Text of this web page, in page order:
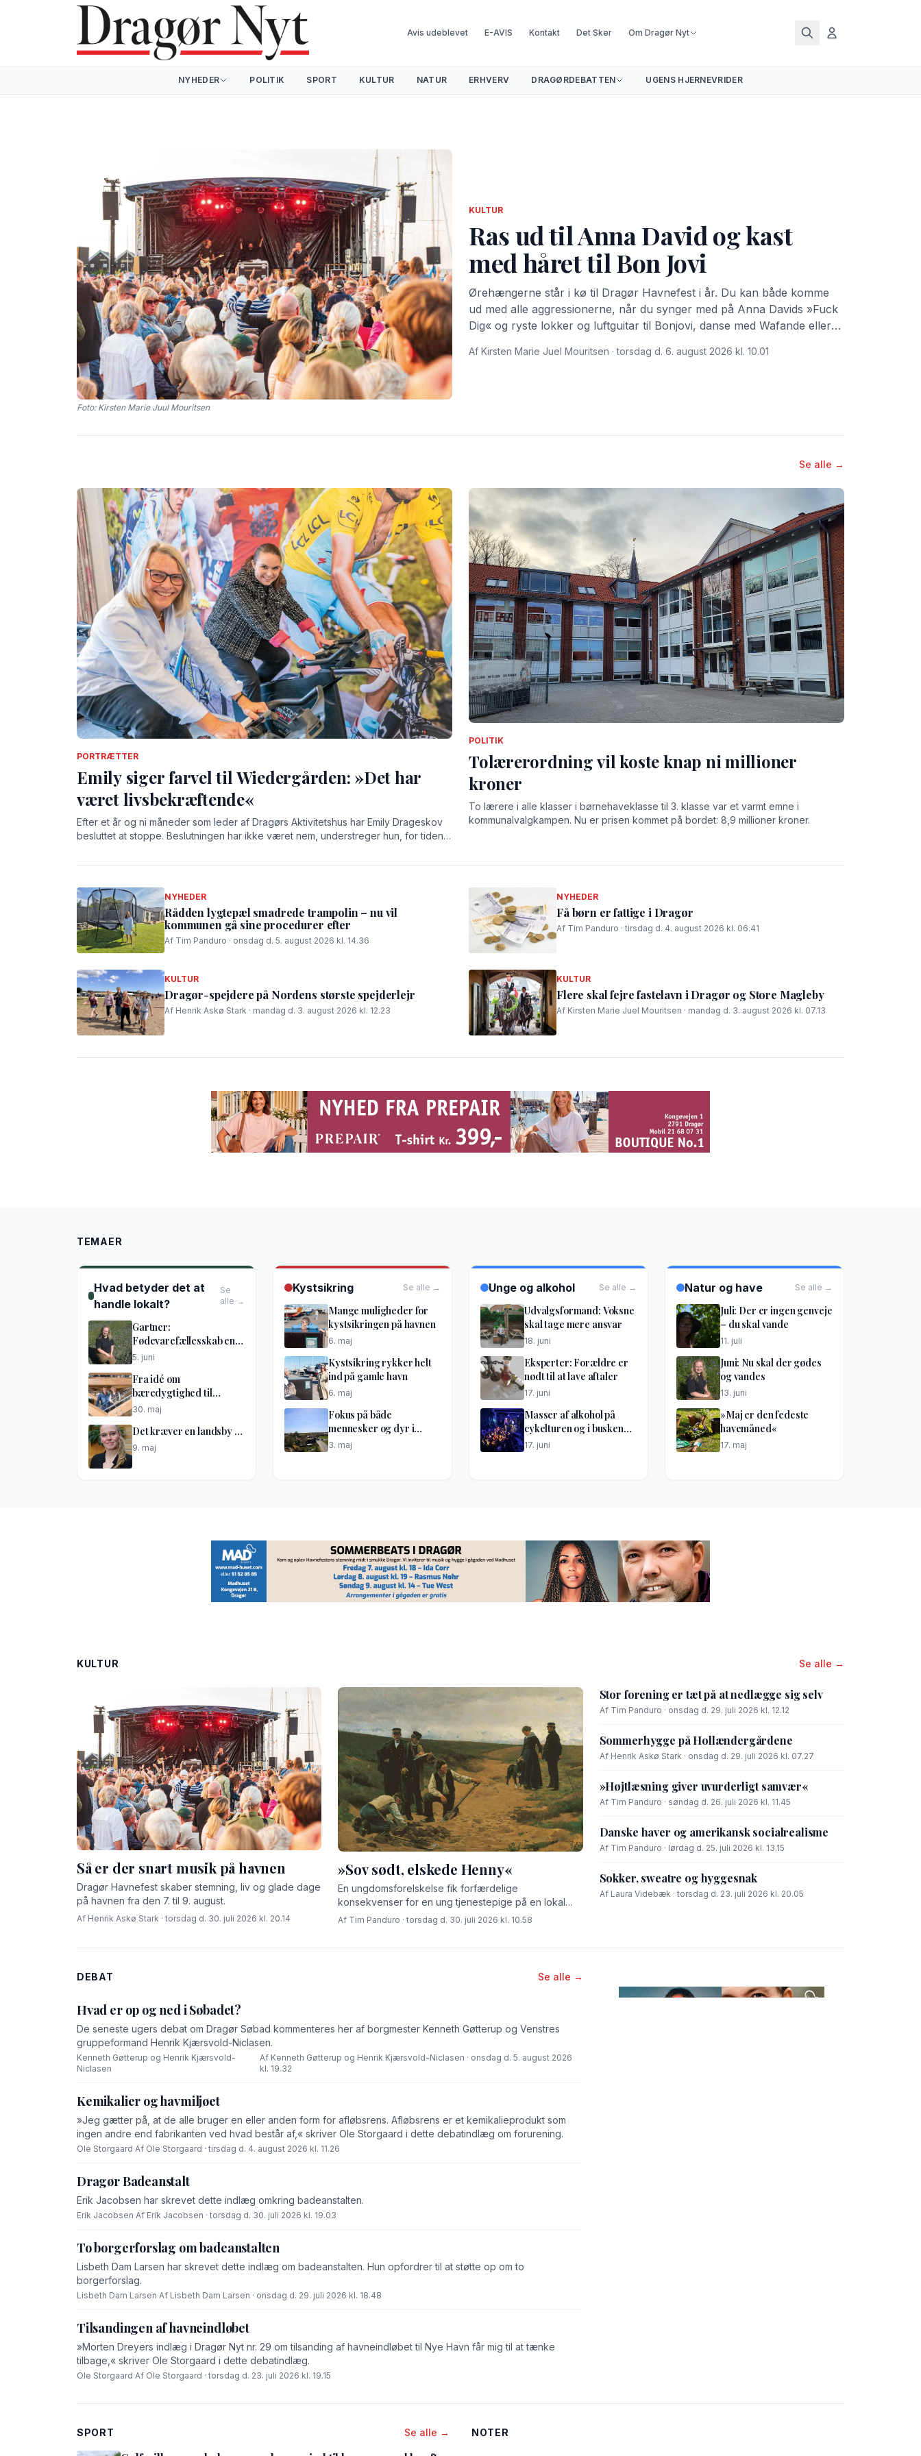
Avis udeblevet E-AVIS Kontakt Det Sker Om Dragør Nyt
NYHEDER POLITIK SPORT KULTUR NATUR ERHVERV DRAGØRDEBATTEN UGENS HJERNEVRIDER
Foto: Kirsten Marie Juul Mouritsen
KULTUR
Ras ud til Anna David og kast
med håret til Bon Jovi
Ørehængerne står i kø til Dragør Havnefest i år. Du kan både komme
ud med alle aggressionerne, når du synger med på Anna Davids »Fuck
Dig« og ryste lokker og luftguitar til Bonjovi, danse med Wafande eller
Af Kirsten Marie Juel Mouritsen · torsdag d. 6. august 2026 kl. 10.01
Se alle →
PORTRÆTTER
Emily siger farvel til Wiedergården: »Det har
været livsbekræftende«
Efter et år og ni måneder som leder af Dragørs Aktivitetshus har Emily Drageskov
besluttet at stoppe. Beslutningen har ikke været nem, understreger hun, for tiden
POLITIK
Tolærerordning vil koste knap ni millioner
kroner
To lærere i alle klasser i børnehaveklasse til 3. klasse var et varmt emne i
kommunalvalgkampen. Nu er prisen kommet på bordet: 8,9 millioner kroner.
NYHEDER
Rådden lygtepæl smadrede trampolin – nu vil
kommunen gå sine procedurer efter
Af Tim Panduro · onsdag d. 5. august 2026 kl. 14.36
NYHEDER
Få børn er fattige i Dragør
Af Tim Panduro · tirsdag d. 4. august 2026 kl. 06.41
KULTUR
Dragør-spejdere på Nordens største spejderlejr
Af Henrik Askø Stark · mandag d. 3. august 2026 kl. 12.23
KULTUR
Flere skal fejre fastelavn i Dragør og Store Magleby
Af Kirsten Marie Juel Mouritsen · mandag d. 3. august 2026 kl. 07.13
TEMAER
Hvad betyder det at
handle lokalt?
Se
alle →
Gartner:
Fødevarefællesskab en
god idé
5. juni
Fra idé om
bæredygtighed til
netværkshus
30. maj
Det kræver en landsby …
9. maj
Kystsikring Se alle →
Mange muligheder for
kystsikringen på havnen
6. maj
Kystsikring rykker helt
ind på gamle havn
6. maj
Fokus på både
mennesker og dyr i
optakt til lufthavnsdiget
3. maj
Unge og alkohol Se alle →
Udvalgsformand: Voksne
skal tage mere ansvar
18. juni
Eksperter: Forældre er
nødt til at lave aftaler
17. juni
Masser af alkohol på
cykelturen og i buskene
til festen
17. juni
Natur og have Se alle →
Juli: Der er ingen genveje
– du skal vande
11. juli
Juni: Nu skal der gødes
og vandes
13. juni
»Maj er den fedeste
havemåned«
17. maj
KULTUR Se alle →
Så er der snart musik på havnen
Dragør Havnefest skaber stemning, liv og glade dage
på havnen fra den 7. til 9. august.
Af Henrik Askø Stark · torsdag d. 30. juli 2026 kl. 20.14
»Sov sødt, elskede Henny«
En ungdomsforelskelse fik forfærdelige
konsekvenser for en ung tjenestepige på en lokal
gård for godt 100 år siden.
Af Tim Panduro · torsdag d. 30. juli 2026 kl. 10.58
Stor forening er tæt på at nedlægge sig selv
Af Tim Panduro · onsdag d. 29. juli 2026 kl. 12.12
Sommerhygge på Hollændergårdene
Af Henrik Askø Stark · onsdag d. 29. juli 2026 kl. 07.27
»Højtlæsning giver uvurderligt samvær«
Af Tim Panduro · søndag d. 26. juli 2026 kl. 11.45
Danske haver og amerikansk socialrealisme
Af Tim Panduro · lørdag d. 25. juli 2026 kl. 13.15
Sokker, sweatre og hyggesnak
Af Laura Videbæk · torsdag d. 23. juli 2026 kl. 20.05
DEBAT Se alle →
Hvad er op og ned i Søbadet?
De seneste ugers debat om Dragør Søbad kommenteres her af borgmester Kenneth Gøtterup og Venstres
gruppeformand Henrik Kjærsvold-Niclasen.
Kenneth Gøtterup og Henrik Kjærsvold-
Niclasen
·
Af Kenneth Gøtterup og Henrik Kjærsvold-Niclasen · onsdag d. 5. august 2026
kl. 19.32
Kemikalier og havmiljøet
»Jeg gætter på, at de alle bruger en eller anden form for afløbsrens. Afløbsrens er et kemikalieprodukt som
ingen andre end fabrikanten ved hvad består af,« skriver Ole Storgaard i dette debatindlæg om forurening.
Ole Storgaard·Af Ole Storgaard · tirsdag d. 4. august 2026 kl. 11.26
Dragør Badeanstalt
Erik Jacobsen har skrevet dette indlæg omkring badeanstalten.
Erik Jacobsen·Af Erik Jacobsen · torsdag d. 30. juli 2026 kl. 19.03
To borgerforslag om badeanstalten
Lisbeth Dam Larsen har skrevet dette indlæg om badeanstalten. Hun opfordrer til at støtte op om to
borgerforslag.
Lisbeth Dam Larsen·Af Lisbeth Dam Larsen · onsdag d. 29. juli 2026 kl. 18.48
Tilsandingen af havneindløbet
»Morten Dreyers indlæg i Dragør Nyt nr. 29 om tilsanding af havneindløbet til Nye Havn får mig til at tænke
tilbage,« skriver Ole Storgaard i dette debatindlæg.
Ole Storgaard·Af Ole Storgaard · torsdag d. 23. juli 2026 kl. 19.15
SPORT Se alle → NOTER